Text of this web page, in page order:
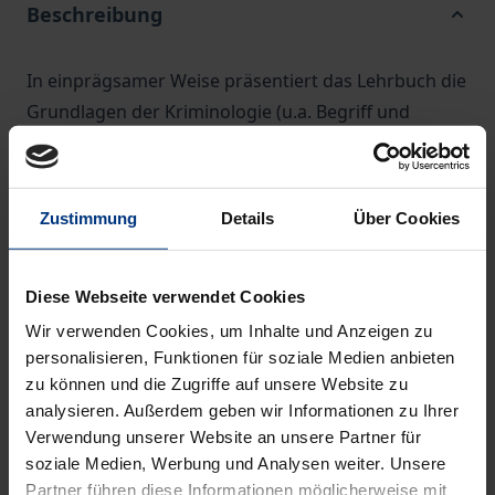
Zustimmung Details Über Cookies
Diese Webseite verwendet Cookies
Wir verwenden Cookies, um Inhalte und Anzeigen zu
personalisieren, Funktionen für soziale Medien anbieten
zu können und die Zugriffe auf unsere Website zu
analysieren. Außerdem geben wir Informationen zu Ihrer
Verwendung unserer Website an unsere Partner für
soziale Medien, Werbung und Analysen weiter. Unsere
Partner führen diese Informationen möglicherweise mit
Beschreibung
In einprägsamer Weise präsentiert das Lehrbuch die
Grundlagen der Kriminologie (u.a. Begriff und
Geschichte, Hell- und Dunkelfeld der Kriminalität,
Zusammenhänge mit Alter und Geschlecht,
Kriminalprävention) sowie die speziellen
Vermögenskriminalität, Drogen-, Wirtschafts-,
Gewalt- und organisierte Kriminalität). Der fesselnde
Stoff wird mit Hilfe von Abbildungen und
Zusammenfassungen anschaulich aufbereitet,
während ausgesuchte Literaturhinweise und
Internet-Adressen zu weiterführenden
Überlegungen anregen.